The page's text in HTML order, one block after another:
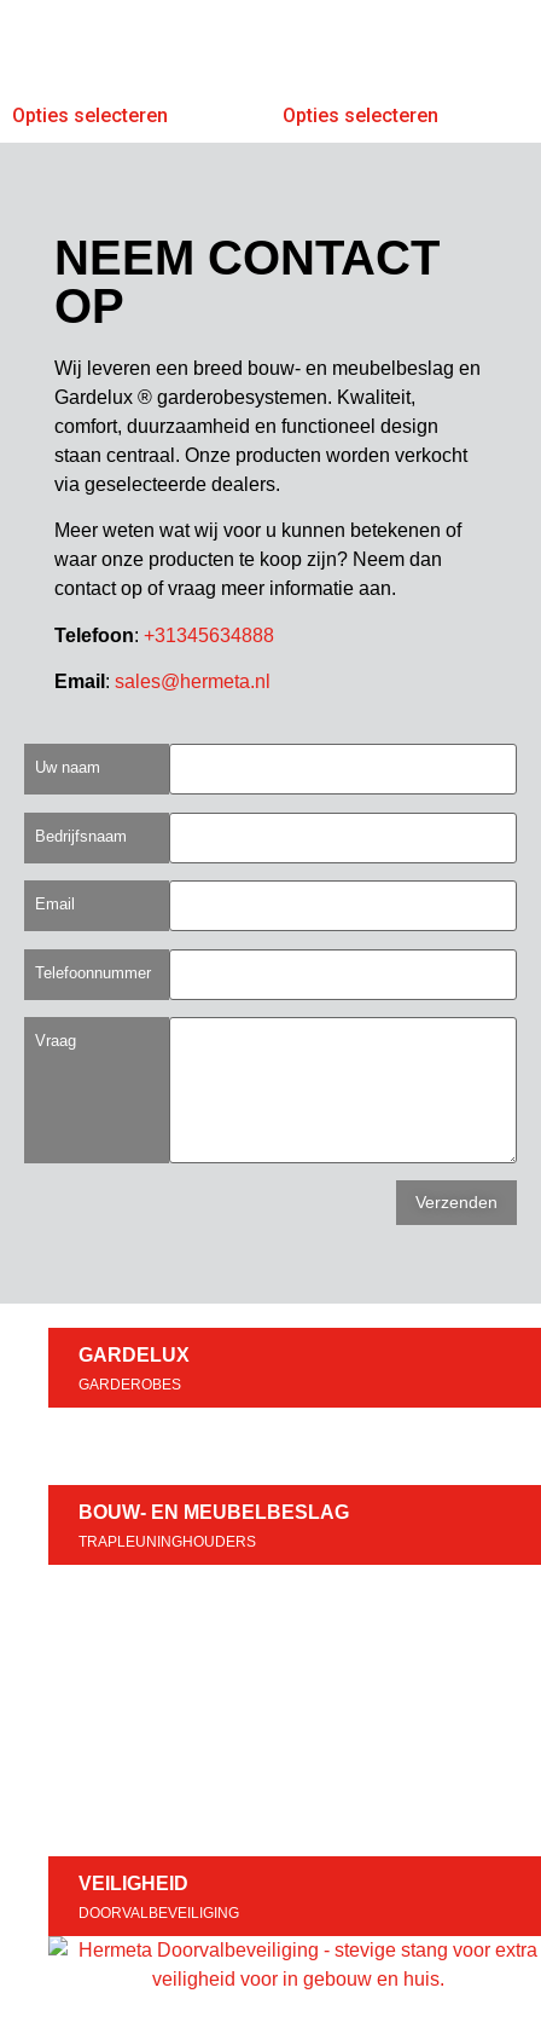
Opties selecteren Opties selecteren
NEEM CONTACT
OP
Wij leveren een breed bouw- en meubelbeslag en
Gardelux ® garderobesystemen. Kwaliteit,
comfort, duurzaamheid en functioneel design
staan centraal. Onze producten worden verkocht
via geselecteerde dealers.
Meer weten wat wij voor u kunnen betekenen of
waar onze producten te koop zijn? Neem dan
contact op of vraag meer informatie aan.
Telefoon: +31345634888
Email : sales@hermeta.nl
Uw naam
Bedrijfsnaam
Email
Telefoonnummer
Vraag
GARDELUX
GARDEROBES
BOUW- EN MEUBELBESLAG
TRAPLEUNINGHOUDERS
VEILIGHEID
DOORVALBEVEILIGING